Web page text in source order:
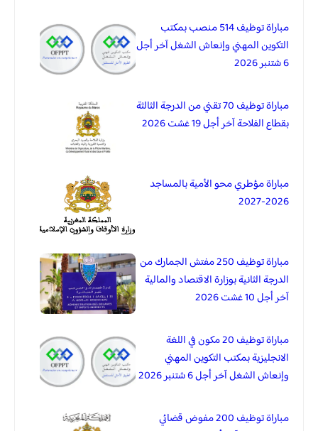
مباراة توظيف 514 منصب بمكتب
التكوين المهني وإنعاش الشغل آخر أجل
6 شتنبر 2026
مباراة توظيف 70 تقني من الدرجة الثالثة
بقطاع الفلاحة آخر أجل 19 غشت 2026
مباراة مؤطري محو الأمية بالمساجد
2026-2027
مباراة توظيف 250 مفتش الجمارك من
الدرجة الثانية بوزارة الاقتصاد والمالية
آخر أجل 10 غشت 2026
مباراة توظيف 20 مكون في اللغة
الانجليزية بمكتب التكوين المهني
وإنعاش الشغل آخر أجل 6 شتنبر 2026
مباراة توظيف 200 مفوض قضائي